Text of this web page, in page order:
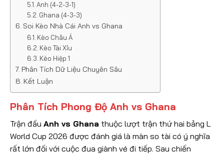
Anh (4-2-3-1)
Ghana (4-3-3)
Soi Kèo Nhà Cái Anh vs Ghana
Kèo Châu Á
Kèo Tài Xỉu
Kèo Hiệp 1
Phân Tích Dữ Liệu Chuyên Sâu
Kết Luận
Phân Tích Phong Độ Anh vs Ghana
Trận đấu Anh vs Ghana thuộc lượt trận thứ hai bảng L
World Cup 2026 được đánh giá là màn so tài có ý nghĩa
rất lớn đối với cuộc đua giành vé đi tiếp. Sau chiến